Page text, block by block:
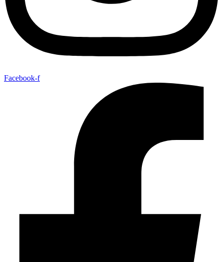
Facebook-f